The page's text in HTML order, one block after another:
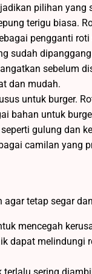
pilihan yang
terigu biasa.
pengganti
sudah
sebelum
dan mudah.
untuk burger.
bahan untuk
gulung dan
camilan yang
tetap segar
mencegah
dapat melindungi